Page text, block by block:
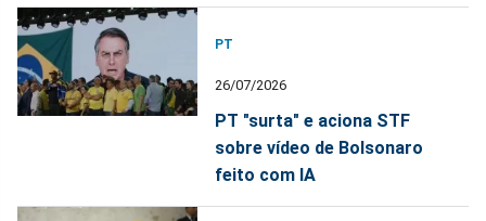
PT
26/07/2026
PT "surta" e aciona STF
sobre vídeo de Bolsonaro
feito com IA